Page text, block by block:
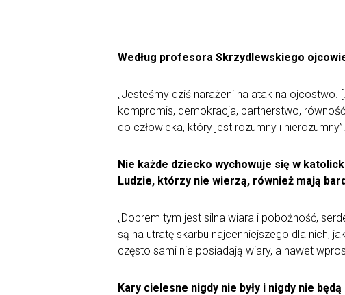
Według profesora Skrzydlewskiego
„Jesteśmy dziś narażeni na atak na ojcostwo.
kompromis, demokracja, partnerstwo,
do człowieka, który jest rozumny i nierozumny”.
Nie każde dziecko wychowuje się w
Ludzie, którzy nie wierzą, również mają
„Dobrem tym jest silna wiara i pobożność,
są na utratę skarbu najcenniejszego dla nich,
często sami nie posiadają wiary, a nawet
Kary cielesne nigdy nie były i nigdy nie